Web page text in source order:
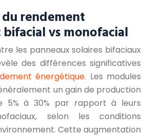
rendement
vs monofacial
les panneaux solaires bifaciaux
des différences significatives
énergétique. Les modules
un gain de production
5% à 30% par rapport à leurs
selon les conditions
Cette augmentation